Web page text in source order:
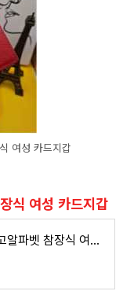
여성 카드지갑
식 여성 카드지갑
닥스 레드 컷팅로고 로고알파벳 참장식 여성 카드지갑